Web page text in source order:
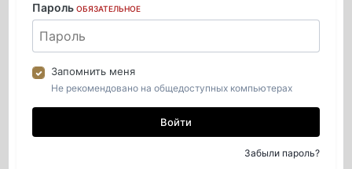
Пароль ОБЯЗАТЕЛЬНОЕ
Запомнить меня
Не рекомендовано на общедоступных компьютерах
Войти
Забыли пароль?